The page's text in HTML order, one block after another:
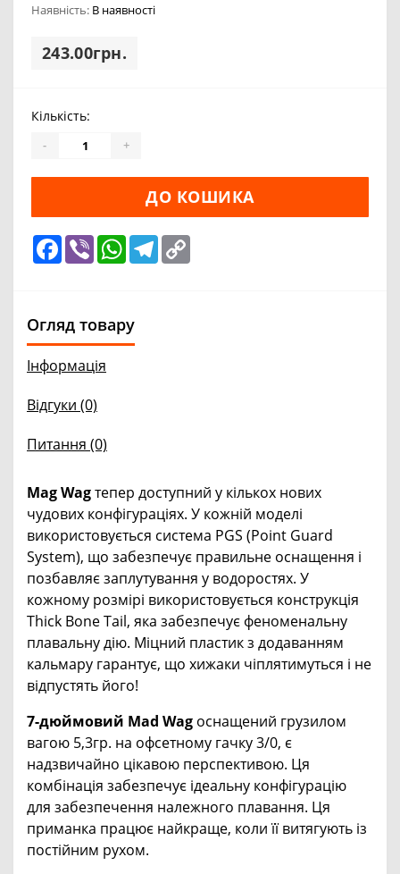
Наявність: В наявності
243.00грн.
Кількість:
- +
ДО КОШИКА
Facebook
Viber WhatsApp
Telegram
Огляд товару
Інформація
Відгуки (0)
Питання (0)
Mag Wagтепер доступний у кількох нових
чудових конфігураціях. У кожній моделі
використовується система PGS (Point Guard
System), що забезпечує правильне оснащення і
позбавляє заплутування у водоростях. У
кожному розмірі використовується конструкція
Thick Bone Tail, яка забезпечує феноменальну
плавальну дію. Міцний пластик з додаванням
кальмару гарантує, що хижаки чіплятимуться і не
відпустять його!
7-дюймовий Mad Wag оснащений грузилом
вагою 5,3гр. на офсетному гачку 3/0, є
надзвичайно цікавою перспективою. Ця
комбінація забезпечує ідеальну конфігурацію
для забезпечення належного плавання. Ця
приманка працює найкраще, коли її витягують із
постійним рухом.